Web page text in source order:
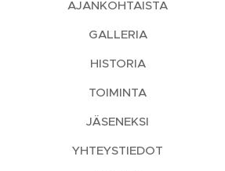
AJANKOHTAISTA
GALLERIA
HISTORIA
TOIMINTA
JÄSENEKSI
YHTEYSTIEDOT